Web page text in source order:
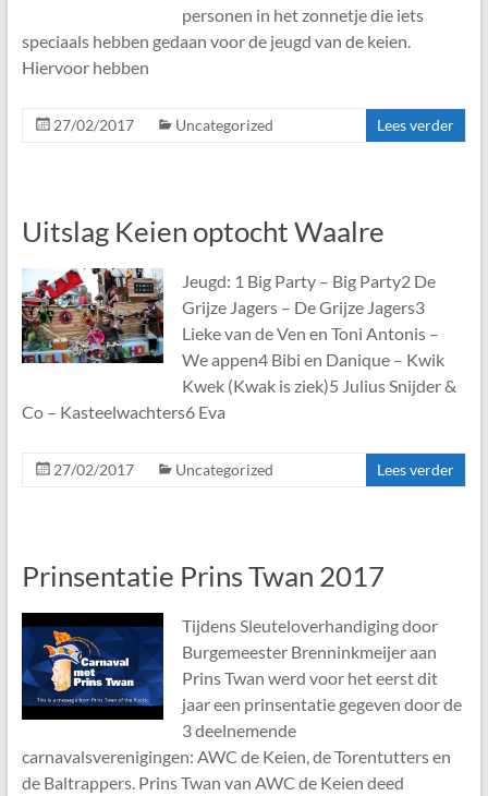
personen in het zonnetje die iets
speciaals hebben gedaan voor de jeugd van de keien.
Hiervoor hebben
27/02/2017 Uncategorized Lees verder
Uitslag Keien optocht Waalre
Jeugd: 1 Big Party – Big Party2 De
Grijze Jagers – De Grijze Jagers3
Lieke van de Ven en Toni Antonis –
We appen4 Bibi en Danique – Kwik
Kwek (Kwak is ziek)5 Julius Snijder &
Co – Kasteelwachters6 Eva
27/02/2017 Uncategorized Lees verder
Prinsentatie Prins Twan 2017
Tijdens Sleuteloverhandiging door
Burgemeester Brenninkmeijer aan
Prins Twan werd voor het eerst dit
jaar een prinsentatie gegeven door de
3 deelnemende
carnavalsverenigingen: AWC de Keien, de Torentutters en
de Baltrappers. Prins Twan van AWC de Keien deed